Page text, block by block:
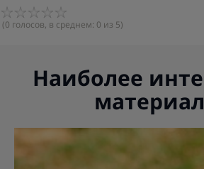
(0 голосов, в среднем: 0 из 5)
Наиболее